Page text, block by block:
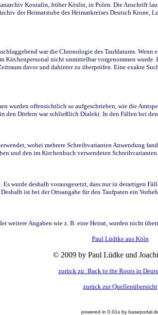
Koszalin, früher Köslin, in Polen. Die Anschrift
der Heimatstube des Heimatkreises Deutsch
war die Chronologie des Taufdatums.
Kirchenpersonal nicht unmittelbar vorgenommen
davor und dahinter zu überprüfen. Eine exakte
wurden offensichtlich so aufgeschrieben, wie die
den Dörfern war schließlich Dialekt. In den Fällen bei
wobei mehrere Schreibvarianten Anwendung
und den im Kirchenbuch verwendeten Schreibvarianten.
wurde deshalb vorausgesetzt, dass nur in derartigen
ist bei der Ortsangabe für den Taufpaten ein
weitere Angaben wie z. B. eine Heirat, wurden nicht
Paul Lüdtke aus Köln
© 2009 by Paul Lüdke und
zurück zu: Back to the Roots in
zurück zur Quellenübersicht
powered in 0.01s by